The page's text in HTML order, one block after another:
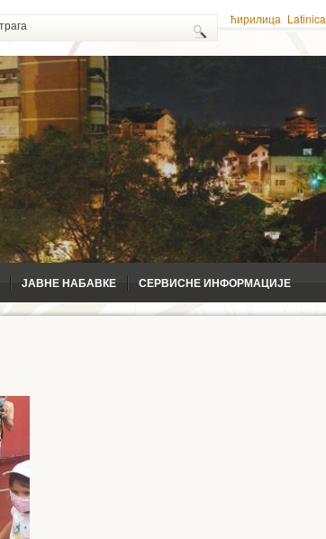
ћирилица Latinica
ЈАВНЕ НАБАВКЕ СЕРВИСНЕ ИНФОРМАЦИЈЕ